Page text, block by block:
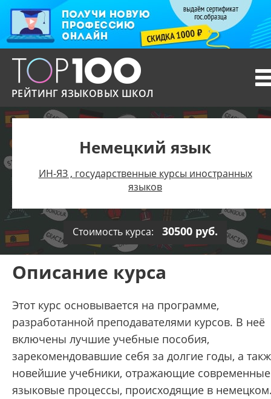
РЕЙТИНГ ЯЗЫКОВЫХ ШКОЛ
Немецкий язык
ИН-ЯЗ , государственные курсы иностранных
языков
Стоимость курса: 30500 руб.
Описание курса
Этот курс основывается на программе,
разработанной преподавателями курсов. В неё
включены лучшие учебные пособия,
зарекомендовавшие себя за долгие годы, а
новейшие учебники, отражающие современные
языковые процессы, происходящие в